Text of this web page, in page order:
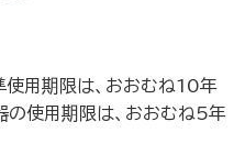
用期限は、おおむね10年
の使用期限は、おおむね5年